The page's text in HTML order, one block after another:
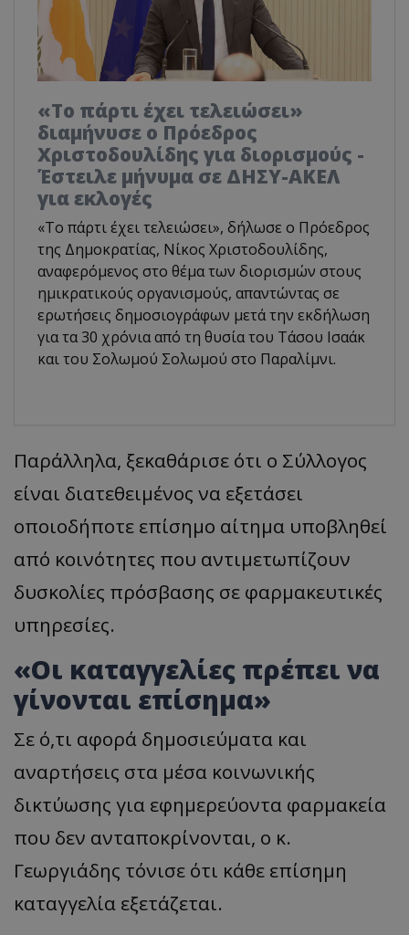
«Το πάρτι έχει τελειώσει»
διαμήνυσε ο Πρόεδρος
Χριστοδουλίδης για διορισμούς -
Έστειλε μήνυμα σε ΔΗΣΥ-ΑΚΕΛ
για εκλογές
«Το πάρτι έχει τελειώσει», δήλωσε ο Πρόεδρος
της Δημοκρατίας, Νίκος Χριστοδουλίδης,
αναφερόμενος στο θέμα των διορισμών στους
ημικρατικούς οργανισμούς, απαντώντας σε
ερωτήσεις δημοσιογράφων μετά την εκδήλωση
για τα 30 χρόνια από τη θυσία του Τάσου Ισαάκ
και του Σολωμού Σολωμού στο Παραλίμνι.
Παράλληλα, ξεκαθάρισε ότι ο Σύλλογος
είναι διατεθειμένος να εξετάσει
οποιοδήποτε επίσημο αίτημα υποβληθεί
από κοινότητες που αντιμετωπίζουν
δυσκολίες πρόσβασης σε φαρμακευτικές
υπηρεσίες.
«Οι καταγγελίες πρέπει να
γίνονται επίσημα»
Σε ό,τι αφορά δημοσιεύματα και
αναρτήσεις στα μέσα κοινωνικής
δικτύωσης για εφημερεύοντα φαρμακεία
που δεν ανταποκρίνονται, ο κ.
Γεωργιάδης τόνισε ότι κάθε επίσημη
καταγγελία εξετάζεται.